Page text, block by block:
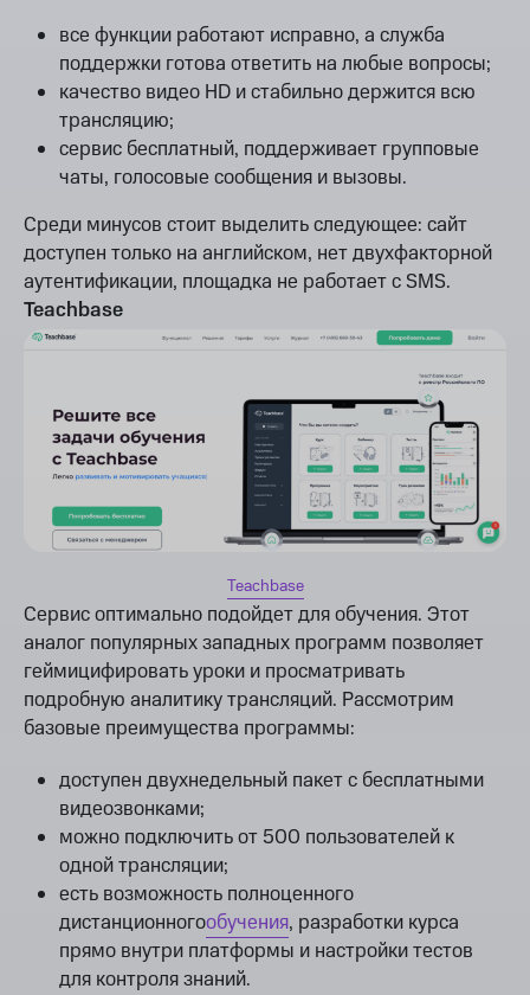
все функции работают исправно, а служба
поддержки готова ответить на любые вопросы;
качество видео HD и стабильно держится всю
трансляцию;
сервис бесплатный, поддерживает групповые
чаты, голосовые сообщения и вызовы.
Среди минусов стоит выделить следующее: сайт
доступен только на английском, нет двухфакторной
аутентификации, площадка не работает с SMS.
Teachbase
Teachbase
Сервис оптимально подойдет для обучения. Этот
аналог популярных западных программ позволяет
геймицифировать уроки и просматривать
подробную аналитику трансляций. Рассмотрим
базовые преимущества программы:
доступен двухнедельный пакет с бесплатными
видеозвонками;
можно подключить от 500 пользователей к
одной трансляции;
есть возможность полноценного
дистанционногообучения, разработки курса
прямо внутри платформы и настройки тестов
для контроля знаний.